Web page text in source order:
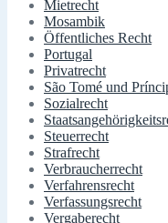
Mietrecht
Mosambik
Öffentliches Recht
Portugal
Privatrecht
São Tomé und
Sozialrecht
Steuerrecht
Strafrecht
Verbraucherrecht
Verfahrensrecht
Verfassungsrecht
Vergaberecht